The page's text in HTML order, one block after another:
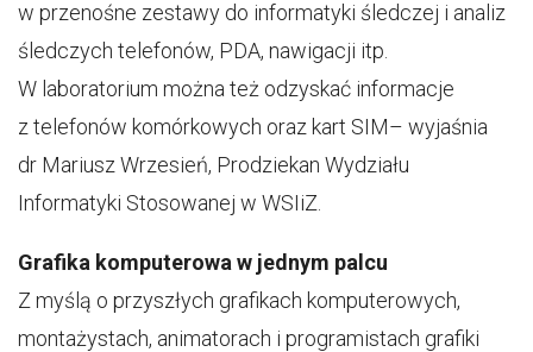
w przenośne zestawy do informatyki śledczej i analiz
śledczych telefonów, PDA, nawigacji itp.
W laboratorium można też odzyskać informacje
z telefonów komórkowych oraz kart SIM– wyjaśnia
dr Mariusz Wrzesień, Prodziekan Wydziału
Informatyki Stosowanej w WSIiZ.
Grafika komputerowa w jednym palcu
Z myślą o przyszłych grafikach komputerowych,
montażystach, animatorach i programistach grafiki